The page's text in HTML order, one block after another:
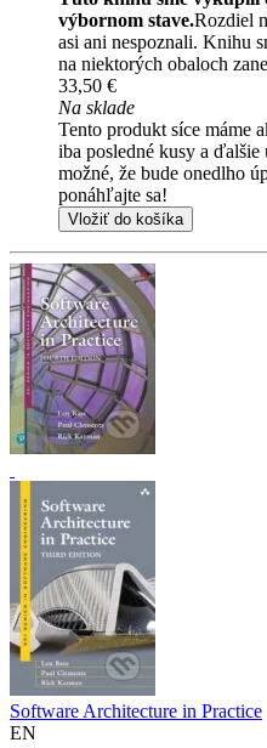
výbornom stave.Rozdiel
asi ani nespoznali. Knihu
na niektorých obaloch
33,50 €
Na sklade
Tento produkt síce máme
iba posledné kusy a
možné, že bude onedlho
ponáhľajte sa!
Vložiť do košíka
Software Architecture in Practice
EN